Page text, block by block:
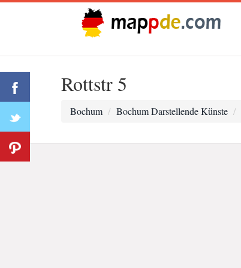
Rottstr 5
Bochum Bochum Darstellende Künste